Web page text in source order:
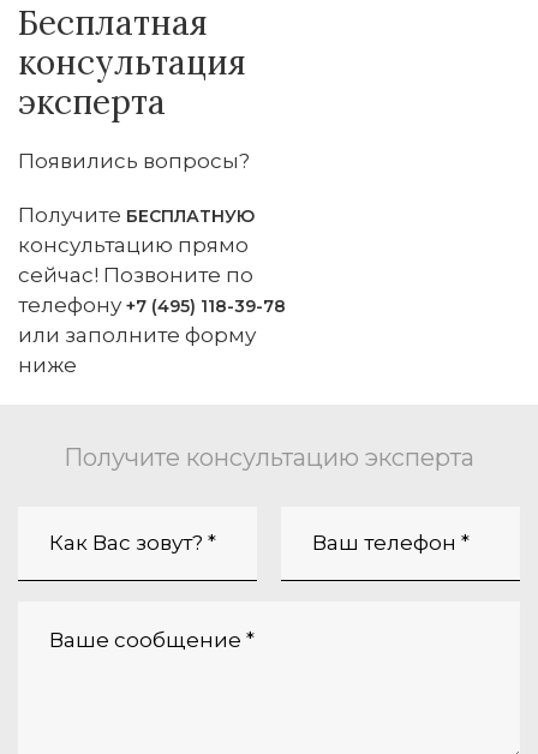
Бесплатная
консультация
эксперта
Появились вопросы?
Получите БЕСПЛАТНУЮ
консультацию прямо
сейчас! Позвоните по
телефону +7 (495) 118-39-78
или заполните форму
ниже
Получите консультацию эксперта